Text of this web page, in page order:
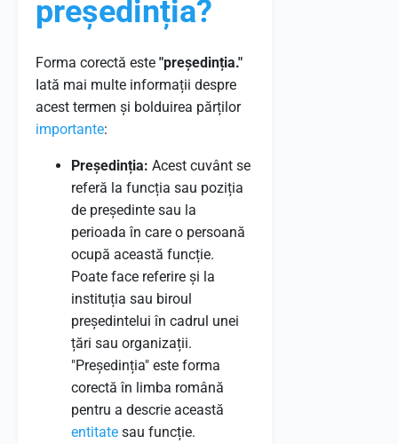
președinția?
Forma corectă este "președinția."
Iată mai multe informații despre
acest termen și bolduirea părților
importante:
Președinția: Acest cuvânt se
referă la funcția sau poziția
de președinte sau la
perioada în care o persoană
ocupă această funcție.
Poate face referire și la
instituția sau biroul
președintelui în cadrul unei
țări sau organizații.
"Președinția" este forma
corectă în limba română
pentru a descrie această
entitate sau funcție.